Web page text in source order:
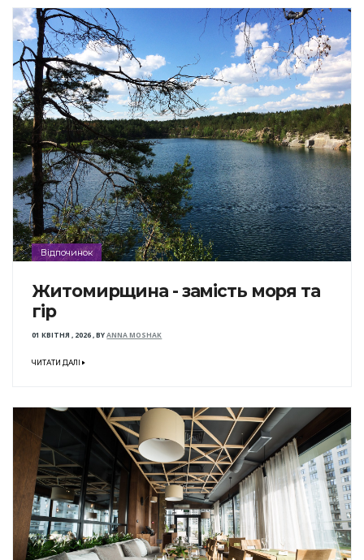
Відпочинок
Житомирщина - замість моря та
гір
01 КВІТНЯ , 2026,BYANNA MOSHAK
ЧИТАТИ ДАЛІ